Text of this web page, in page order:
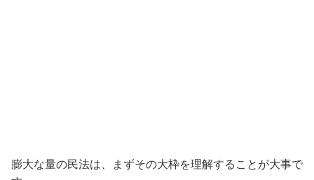
膨大な量の民法は、まずその大枠を理解することが大事で